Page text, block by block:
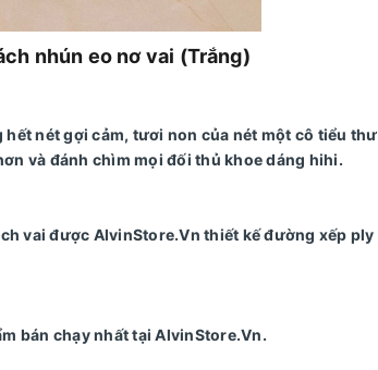
nhún eo nơ vai (Trắng)
nét gợi cảm, tươi non của nét một cô tiểu thư
và đánh chìm mọi đối thủ khoe dáng hihi.
vai được AlvinStore.Vn thiết kế đường xếp ply
bán chạy nhất tại AlvinStore.Vn.